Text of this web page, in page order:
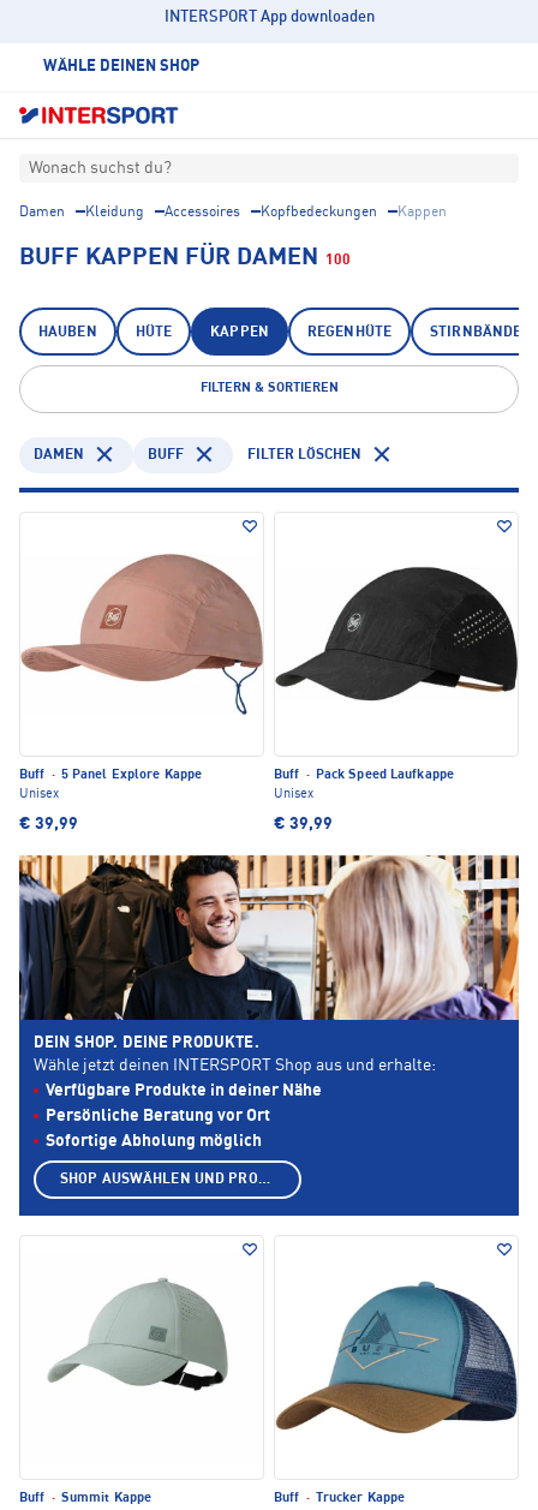
INTERSPORT App downloaden
WÄHLE DEINEN SHOP
Wonach suchst du?
Damen Kleidung Accessoires Kopfbedeckungen Kappen
BUFF KAPPEN FÜR DAMEN 100
HAUBEN HÜTE KAPPEN REGENHÜTE STIRNBÄNDER
FILTERN & SORTIEREN
DAMEN BUFF FILTER LÖSCHEN
Buff · 5 Panel Explore Kappe
Unisex
€ 39,99
Buff ·
Pack Speed Laufkappe
Unisex
€ 39,99
Buff · Summit Kappe
Buff ·
Trucker Kappe
DEIN SHOP. DEINE PRODUKTE.
Wähle jetzt deinen INTERSPORT Shop aus und erhalte:
Verfügbare Produkte in deiner Nähe
Persönliche Beratung vor Ort
Sofortige Abholung möglich
SHOP AUSWÄHLEN UND PRODUKTE ANZEIGEN